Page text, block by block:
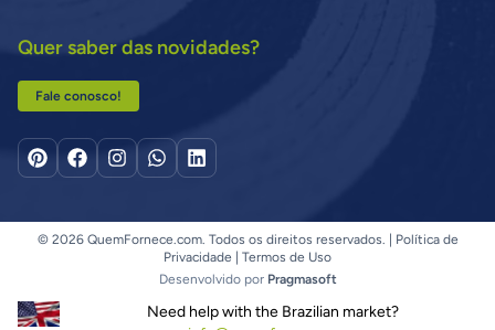
Quer saber das novidades?
Fale conosco!
© 2026 QuemFornece.com. Todos os direitos reservados. |
Política de
Privacidade
Termos de Uso
Desenvolvido por Pragmasoft
Need help with the Brazilian market?